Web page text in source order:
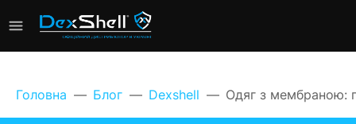
Головна Блог Dexshell ​Одяг з мембраною: